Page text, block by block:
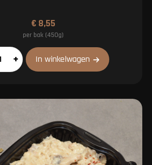
€ 8,55
per bak (450g)
+ In winkelwagen